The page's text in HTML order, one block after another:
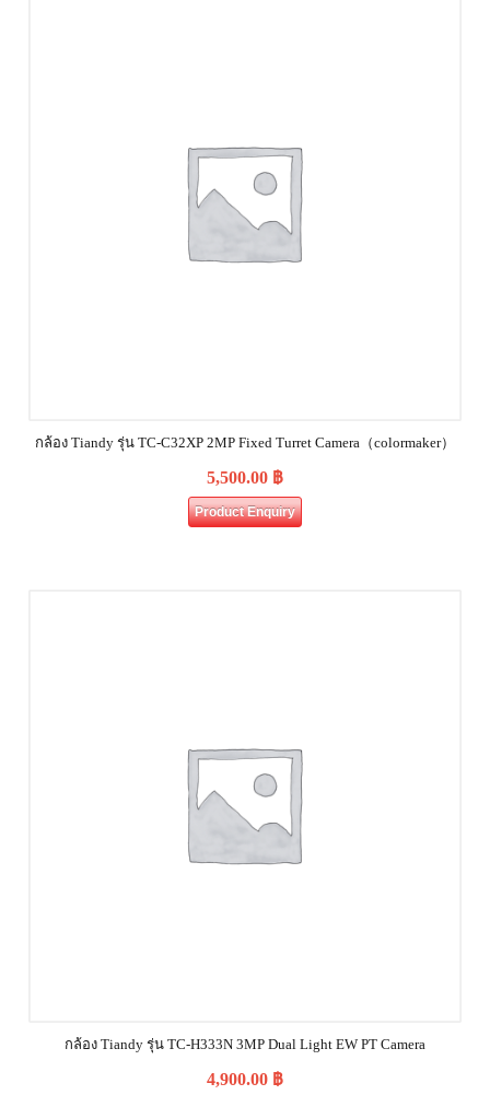
กล้อง Tiandy รุ่น TC-C32XP 2MP Fixed Turret Camera（colormaker）
5,500.00 ฿
Product Enquiry
กล้อง Tiandy รุ่น TC-H333N 3MP Dual Light EW PT Camera
4,900.00 ฿